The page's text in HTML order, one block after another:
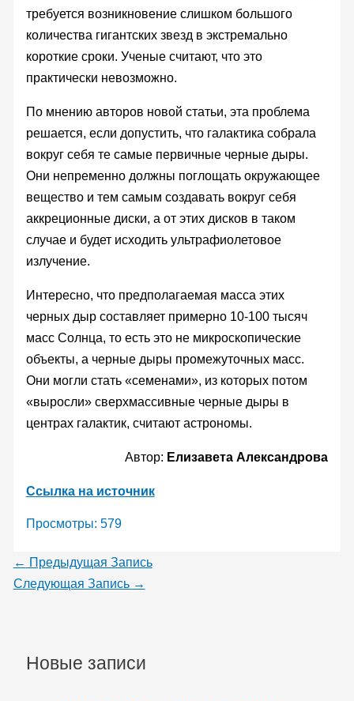
требуется возникновение слишком большого
количества гигантских звезд в экстремально
короткие сроки. Ученые считают, что это
практически невозможно.
По мнению авторов новой статьи, эта проблема
решается, если допустить, что галактика собрала
вокруг себя те самые первичные черные дыры.
Они непременно должны поглощать окружающее
вещество и тем самым создавать вокруг себя
аккреционные диски, а от этих дисков в таком
случае и будет исходить ультрафиолетовое
излучение.
Интересно, что предполагаемая масса этих
черных дыр составляет примерно 10-100 тысяч
масс Солнца, то есть это не микроскопические
объекты, а черные дыры промежуточных масс.
Они могли стать «семенами», из которых потом
«выросли» сверхмассивные черные дыры в
центрах галактик, считают астрономы.
Автор: Елизавета Александрова
Ссылка на источник
Просмотры: 579
← Предыдущая Запись
Следующая Запись →
Новые записи